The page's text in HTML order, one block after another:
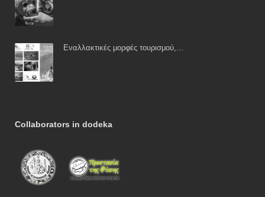
Εναλλακτικές μορφές τουρισμού,...
Collaborators in dodeka